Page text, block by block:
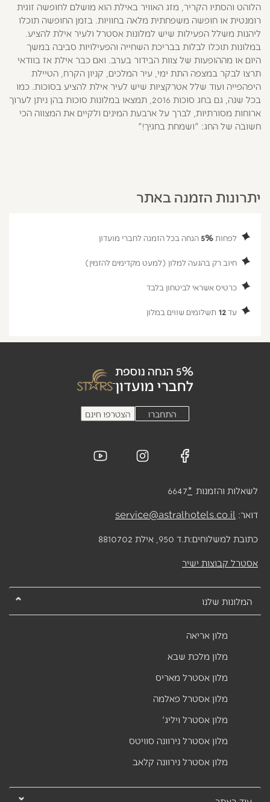
הלוהט והסתיו הקריר, מזג האוויר באילת הוא מושלם לחופשה זוגית
רומנטית או חופשה משפחתית מלאה בחוויות. בזמן החופשה תוכלו
ליהנות משלל הפעילות שיש למלונות אסטרל ולעיר אילת להציע.
במלונות תוכלו לבלות בבריכת השחייה והפעילויות סביבה במשך
היום או מההופעות של צוות הבידור בערב. ואם כבר אילת אז בוודאי
תרצו לבקר במצפה התת ימי, עיר המלכים, קניון הקרח, הטיילת
היפהפייה ועוד שלל אטרקציות שיש לעיר אילת להציע בסוכות. כמו
בכל שנה, גם בחג סוכות 2016, תמצאו במלונות סוכות בהן ניתן לערוך
ארוחות מסורתיות, לברך על ארבעת המינים ולקיים את המצווה הכי
חשובה של החג: "ושמחת בחגיך!"
יתרונות הזמנה באתר
לפחות5% הנחה בכל הזמנה לחברי מועדון
חיוב רק בהגעה למלון (למעט מקדימים להזמין)
כרטיס אשראי לביטחון בלבד
עד12 תשלומים שווים במלון
לשאלות והזמנות *
6647
דואר: service@astralhotels.co.il
כתובת למשלוחים:ת.ד 950, אילת 8810702
אסטרל קבוצות ישיר
המלונות שלנו
מלון אריאה
מלון מלכת שבא
מלון אסטרל מאריס
מלון אסטרל פאלמה
מלון אסטרל ויליג'
מלון אסטרל נירוונה סוויטס
מלון אסטרל נירוונה קלאב